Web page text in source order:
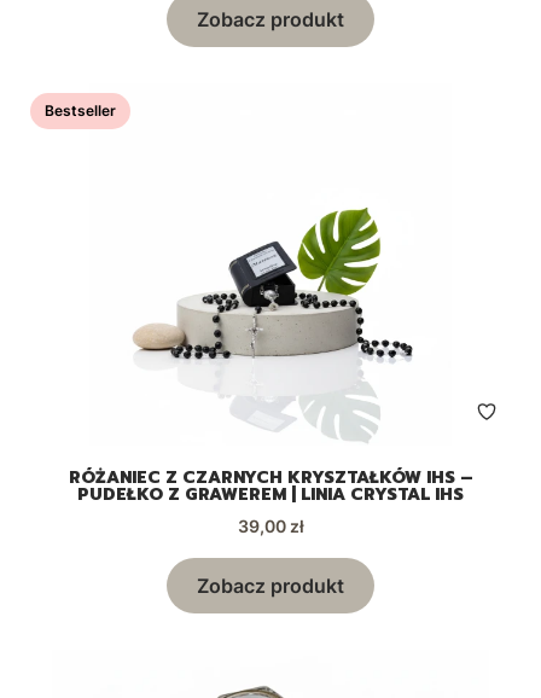
Zobacz produkt
Bestseller
RÓŻANIEC Z CZARNYCH KRYSZTAŁKÓW IHS –
PUDEŁKO Z GRAWEREM | LINIA CRYSTAL IHS
Cena
39,00 zł
Zobacz produkt